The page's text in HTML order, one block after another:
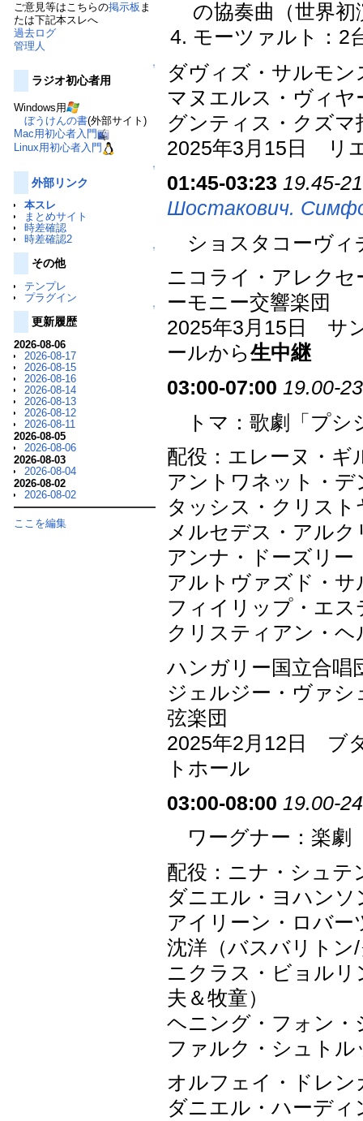
ご意見等はこちらの掲示板 ま
たは下記本スレへ
過去ログ
管理人
↑
ラジオ初心者用
Windows用
ぼうけんの書(外部サイト)
Mac用初心者入門
Linux用初心者入門
↑
外部リンク
本スレ
まとめサイト
時差確認
時差確認2
↑
その他
テンプレ
プラグイン
↑
更新履歴
2026-08-06
2026-08-17
2026-08-15
2026-08-16
2026-08-14
2026-08-13
2026-08-12
2026-08-11
2026-08-05
2026-08-06
2026-08-03
2026-08-04
2026-08-02
2026-08-02
ここを編集
の協奏曲（世界初
モーツァルト：2
ダヴィズ・サルモ
マヌエルス・ヴィ
グンティス・クズマ
2025年3月15日 リ
01:45-03:23 19.45-
Шостакович.
ショスタコーヴィ
ニコライ・アレク
ーモニー交響楽団
2025年3月15日 サ
ールから生中継
03:00-07:00 19.00-
トマ：歌劇「プシ
配役：エレーヌ・ギ
アントワネット・
タッシス・クリス
メルセデス・アル
アンナ・ドーズリ
アルトヴァズド・
フィイリップ・エ
クリスティアン・ヘ
ハンガリー国立合唱
ジェルジー・ヴァ
弦楽団
2025年2月12日 ブ
トホール
03:00-08:00 19.00-
ワーグナー：楽劇
配役：ニナ・シュ
ダニエル・ヨハン
アイリーン・ロバ
沈洋（バスバリトン
ニクラス・ビョル
夫＆牧童）
ヘニング・フォン
ファルク・シュト
オルフェイ・ドレン
ダニエル・ハーデ